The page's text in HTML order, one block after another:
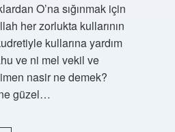
O’na sığınmak için
her zorlukta kullarının
kullarına yardım
ve ni mel vekil ve
nasir ne demek?
güzel…